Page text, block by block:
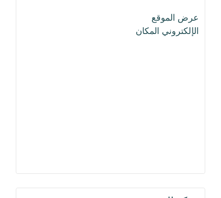
عرض الموقع
الإلكتروني المكان